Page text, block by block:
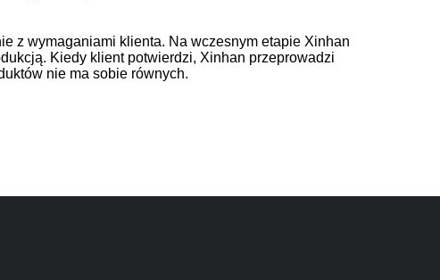
z wymaganiami klienta. Na wczesnym etapie Xinhan
Kiedy klient potwierdzi, Xinhan przeprowadzi
nie ma sobie równych.